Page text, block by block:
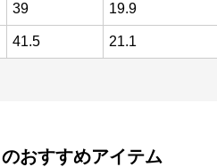
39 19.9
41.5 21.1
のおすすめアイテム